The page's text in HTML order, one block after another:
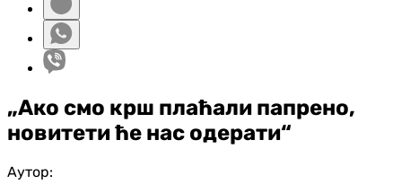
„Ако смо крш плаћали папрено,
новитети ће нас одерати“
Аутор: